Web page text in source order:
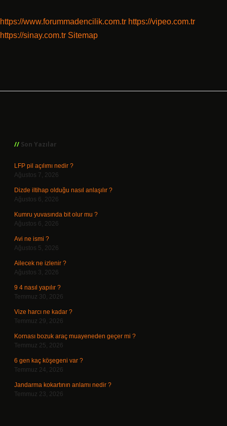
https://www.forummadencilik.com.tr https://vipeo.com.tr
https://sinay.com.tr Sitemap
Son Yazılar
LFP pil açılımı nedir ?
Ağustos 7, 2026
Dizde iltihap olduğu nasıl anlaşılır ?
Ağustos 6, 2026
Kumru yuvasında bit olur mu ?
Ağustos 6, 2026
Avi ne ismi ?
Ağustos 5, 2026
Ailecek ne izlenir ?
Ağustos 3, 2026
9 4 nasıl yapılır ?
Temmuz 30, 2026
Vize harcı ne kadar ?
Temmuz 29, 2026
Kornası bozuk araç muayeneden geçer mi ?
Temmuz 25, 2026
6 gen kaç köşegeni var ?
Temmuz 24, 2026
Jandarma kokartının anlamı nedir ?
Temmuz 23, 2026